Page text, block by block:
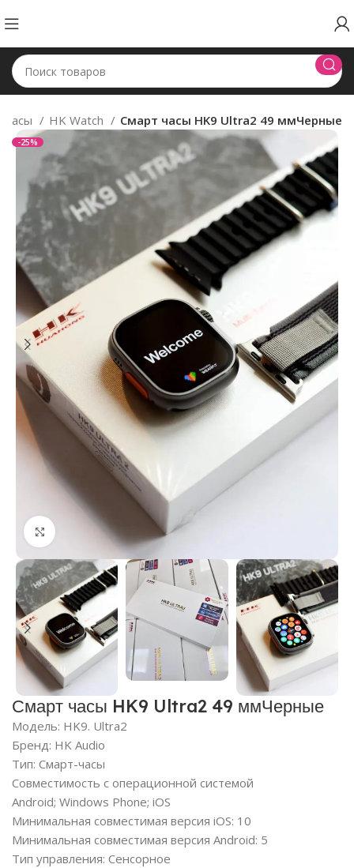
часы HK Watch Смарт часы HK9 Ultra2 49 ммЧерные
-25%
Нажмите, чтобы увеличить
Смарт часы HK9 Ultra2 49 ммЧерные
Модель: HK9. Ultra2
Бренд: HK Audio
Тип: Смарт-часы
Совместимость с операционной системой
Android; Windows Phone; iOS
Минимальная совместимая версия iOS: 10
Минимальная совместимая версия Android: 5
Тип управления: Сенсорное